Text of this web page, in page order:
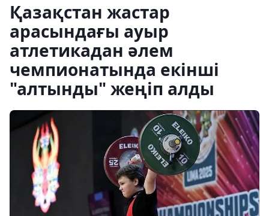
Қазақстан жастар
арасындағы ауыр
атлетикадан әлем
чемпионатында екінші
"алтынды" жеңіп алды